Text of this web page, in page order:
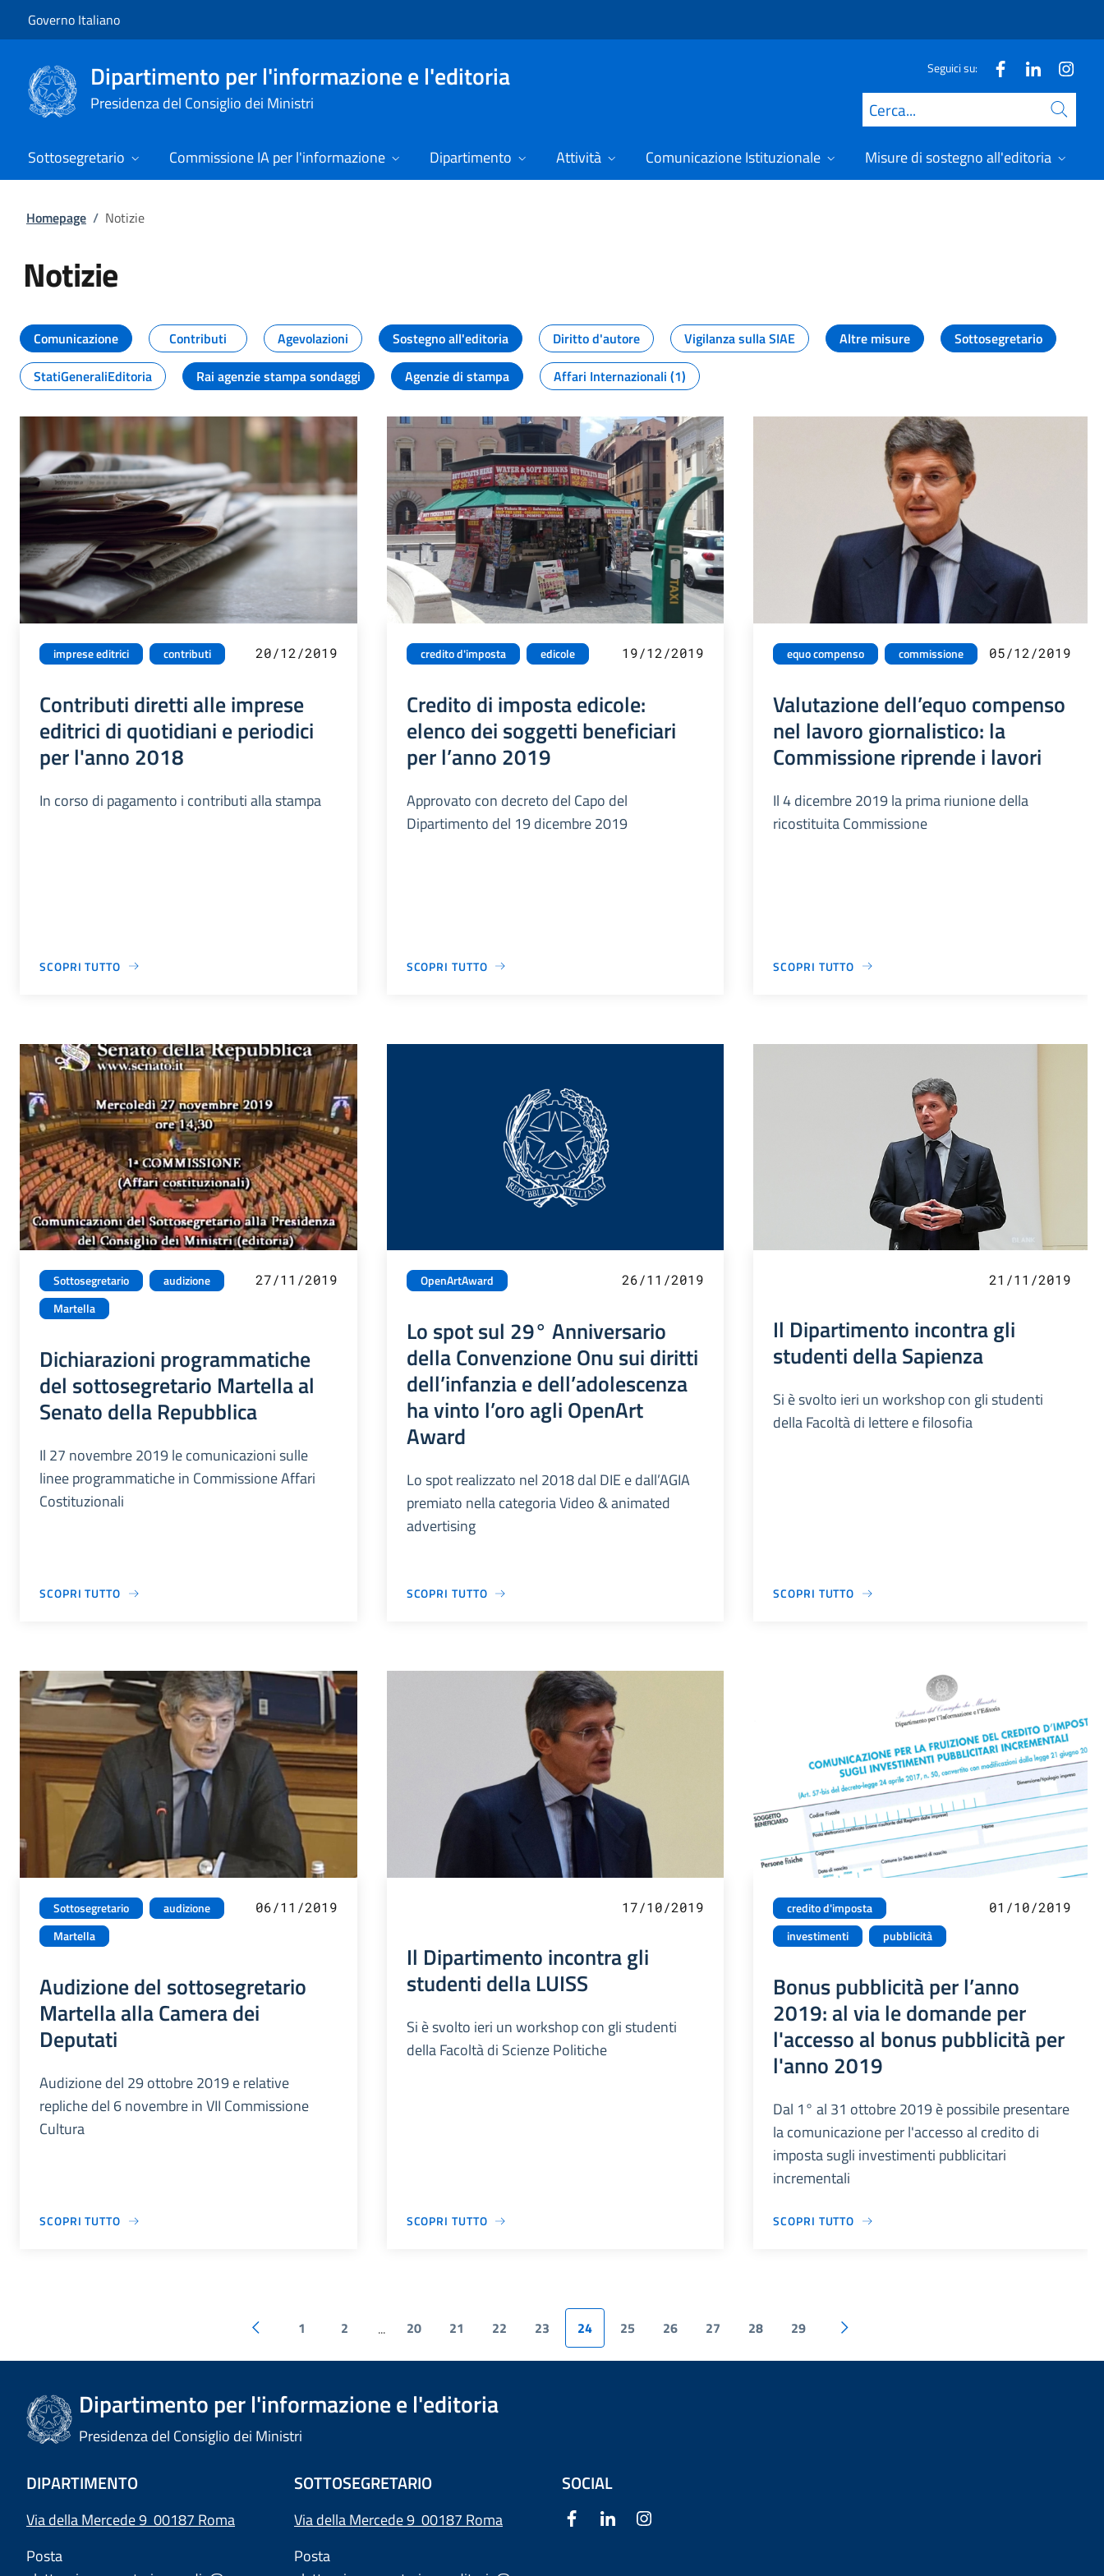
Governo Italiano
Dipartimento per l'informazione e l'editoria
Presidenza del Consiglio dei Ministri
Seguici su:
Cerca
Sottosegretario Commissione IA per l'informazione Dipartimento Attività Comunicazione Istituzionale Misure di sostegno all'editoria
Homepage / Notizie
Notizie
Tutti i contenuti della pagina Notizie
Comunicazione Contributi Agevolazioni Sostegno all'editoria Diritto d'autore Vigilanza sulla SIAE Altre misure
Sottosegretario
StatiGeneraliEditoria
Rai agenzie stampa sondaggi Agenzie di stampa Affari Internazionali (1)
imprese editrici contributi 20/12/2019
Contributi diretti alle imprese
editrici di quotidiani e periodici
per l'anno 2018
In corso di pagamento i contributi alla stampa
SCOPRI TUTTO
credito d'imposta edicole 19/12/2019
Credito di imposta edicole:
elenco dei soggetti beneficiari
per l’anno 2019
Approvato con decreto del Capo del
Dipartimento del 19 dicembre 2019
SCOPRI TUTTO
equo compenso commissione 05/12/2019
Valutazione dell’equo compenso
nel lavoro giornalistico: la
Commissione riprende i lavori
Il 4 dicembre 2019 la prima riunione della
ricostituita Commissione
SCOPRI TUTTO
Sottosegretario
audizione
Martella
27/11/2019
Dichiarazioni programmatiche
del sottosegretario Martella al
Senato della Repubblica
Il 27 novembre 2019 le comunicazioni sulle
linee programmatiche in Commissione Affari
Costituzionali
SCOPRI TUTTO
OpenArtAward 26/11/2019
Lo spot sul 29° Anniversario
della Convenzione Onu sui diritti
dell’infanzia e dell’adolescenza
ha vinto l’oro agli OpenArt
Award
Lo spot realizzato nel 2018 dal DIE e dall’AGIA
premiato nella categoria Video & animated
advertising
SCOPRI TUTTO
21/11/2019
Il Dipartimento incontra gli
studenti della Sapienza
Si è svolto ieri un workshop con gli studenti
della Facoltà di lettere e filosofia
SCOPRI TUTTO
Sottosegretario
audizione
Martella
06/11/2019
Audizione del sottosegretario
Martella alla Camera dei
Deputati
Audizione del 29 ottobre 2019 e relative
repliche del 6 novembre in VII Commissione
Cultura
SCOPRI TUTTO
17/10/2019
Il Dipartimento incontra gli
studenti della LUISS
Si è svolto ieri un workshop con gli studenti
della Facoltà di Scienze Politiche
SCOPRI TUTTO
credito d'imposta
investimenti
pubblicità
01/10/2019
Bonus pubblicità per l’anno
2019: al via le domande per
l'accesso al bonus pubblicità per
l'anno 2019
Dal 1° al 31 ottobre 2019 è possibile presentare
la comunicazione per l'accesso al credito di
imposta sugli investimenti pubblicitari
incrementali
SCOPRI TUTTO
1 2 ... 20 21 22 23 24 25 26 27 28 29
Dipartimento per l'informazione e l'editoria
Presidenza del Consiglio dei Ministri
DIPARTIMENTO
Via della Mercede 9 00187 Roma
Posta
SOTTOSEGRETARIO
Via della Mercede 9 00187 Roma
Posta
SOCIAL